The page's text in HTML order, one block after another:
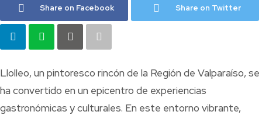
Share on Facebook Share on Twitter
Llolleo, un pintoresco rincón de la Región de Valparaíso, se
ha convertido en un epicentro de experiencias
gastronómicas y culturales. En este entorno vibrante,